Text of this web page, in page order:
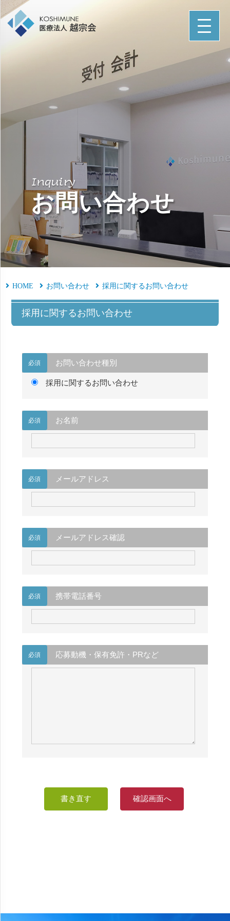
Inquiry
お問い合わせ
HOME お問い合わせ 採用に関するお問い合わせ
採用に関するお問い合わせ
必須 お問い合わせ種別
採用に関するお問い合わせ
必須 お名前
必須 メールアドレス
必須 メールアドレス確認
必須 携帯電話番号
必須 応募動機・保有免許・PRなど